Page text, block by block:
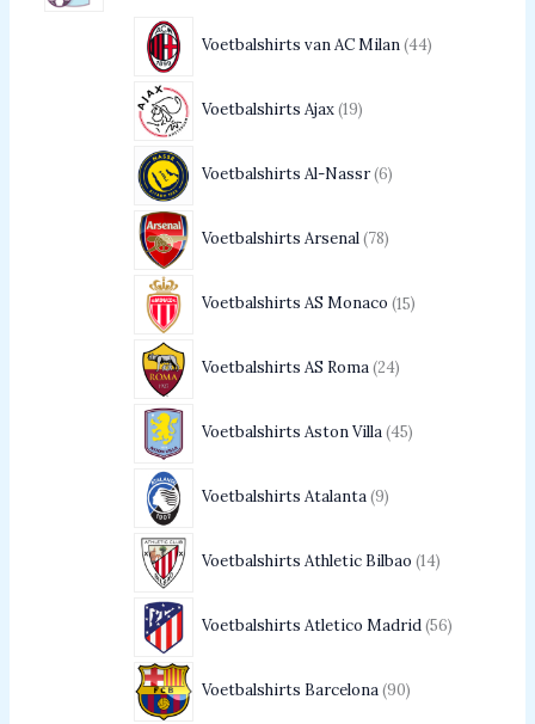
Voetbalshirts van AC Milan 44
Voetbalshirts Ajax 19
Voetbalshirts Al-Nassr 6
Voetbalshirts Arsenal 78
Voetbalshirts AS Monaco 15
Voetbalshirts AS Roma 24
Voetbalshirts Aston Villa 45
Voetbalshirts Atalanta 9
Voetbalshirts Athletic Bilbao 14
Voetbalshirts Atletico Madrid 56
Voetbalshirts Barcelona 90